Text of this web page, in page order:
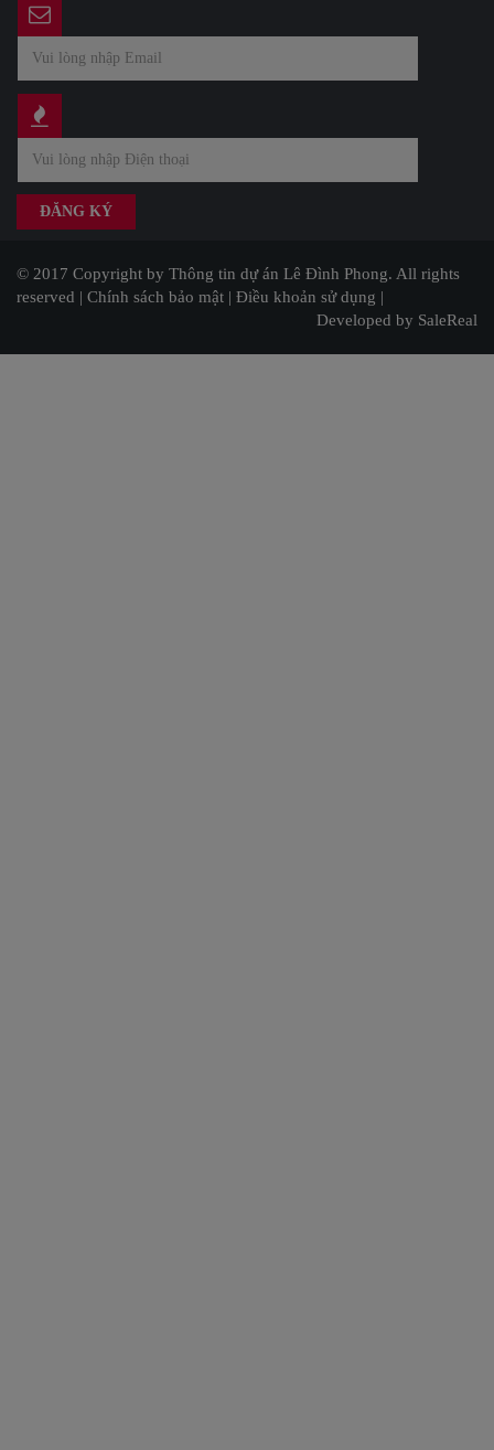
© 2017 Copyright by Thông tin dự án Lê Đình Phong. All rights
reserved | Chính sách bảo mật | Điều khoản sử dụng |
Developed by SaleReal